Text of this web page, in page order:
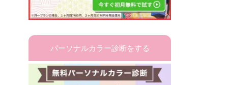
パーソナルカラー診断をする